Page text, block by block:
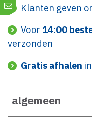
Klanten geven
Voor 14:00
verzonden
Gratis afhalen
algemeen